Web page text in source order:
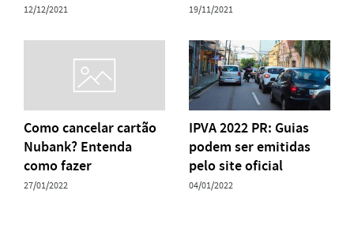
12/12/2021 19/11/2021
Como cancelar cartão
Nubank? Entenda
como fazer
27/01/2022
IPVA 2022 PR: Guias
podem ser emitidas
pelo site oficial
04/01/2022